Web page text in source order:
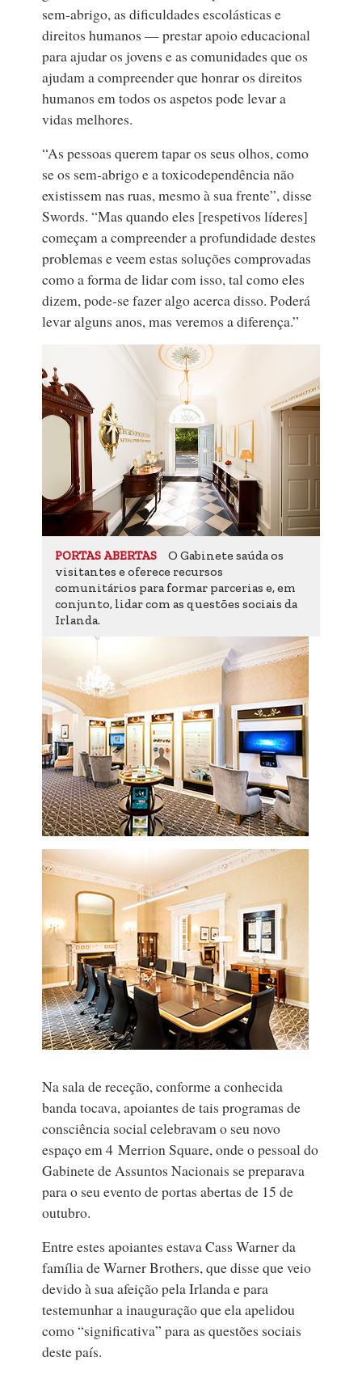
sem‑abrigo, as dificuldades escolásticas e
direitos humanos — prestar apoio educacional
para ajudar os jovens e as comunidades que os
ajudam a compreender que honrar os direitos
humanos em todos os aspetos pode levar a
vidas melhores.
“As pessoas querem tapar os seus olhos, como
se os sem‑abrigo e a toxicodependência não
existissem nas ruas, mesmo à sua frente”, disse
Swords. “Mas quando eles [respetivos líderes]
começam a compreender a profundidade destes
problemas e veem estas soluções comprovadas
como a forma de lidar com isso, tal como eles
dizem, pode‑se fazer algo acerca disso. Poderá
levar alguns anos, mas veremos a diferença.”
PORTAS ABERTAS
O Gabinete saúda os
visitantes e oferece recursos
comunitários para formar parcerias e, em
conjunto, lidar com as questões sociais da
Irlanda.
Na sala de receção, conforme a conhecida
banda tocava, apoiantes de tais programas de
consciência social celebravam o seu novo
espaço em 4 Merrion Square, onde o pessoal do
Gabinete de Assuntos Nacionais se preparava
para o seu evento de portas abertas de 15 de
outubro.
Entre estes apoiantes estava Cass Warner da
família de Warner Brothers, que disse que veio
devido à sua afeição pela Irlanda e para
testemunhar a inauguração que ela apelidou
como “significativa” para as questões sociais
deste país.